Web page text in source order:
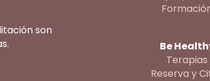
son
Be
Terapias
Reserva y